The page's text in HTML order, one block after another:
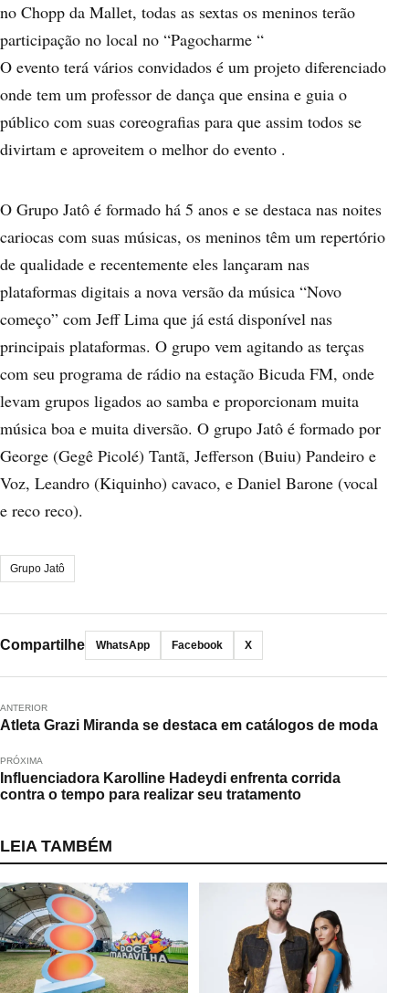
no Chopp da Mallet, todas as sextas os meninos terão
participação no local no “Pagocharme “
O evento terá vários convidados é um projeto diferenciado
onde tem um professor de dança que ensina e guia o
público com suas coreografias para que assim todos se
divirtam e aproveitem o melhor do evento .
O Grupo Jatô é formado há 5 anos e se destaca nas noites
cariocas com suas músicas, os meninos têm um repertório
de qualidade e recentemente eles lançaram nas
plataformas digitais a nova versão da música “Novo
começo” com Jeff Lima que já está disponível nas
principais plataformas. O grupo vem agitando as terças
com seu programa de rádio na estação Bicuda FM, onde
levam grupos ligados ao samba e proporcionam muita
música boa e muita diversão. O grupo Jatô é formado por
George (Gegê Picolé) Tantã, Jefferson (Buiu) Pandeiro e
Voz, Leandro (Kiquinho) cavaco, e Daniel Barone (vocal
e reco reco).
Grupo Jatô
Compartilhe WhatsApp Facebook X
ANTERIOR
Atleta Grazi Miranda se destaca em catálogos de moda
PRÓXIMA
Influenciadora Karolline Hadeydi enfrenta corrida
contra o tempo para realizar seu tratamento
LEIA TAMBÉM